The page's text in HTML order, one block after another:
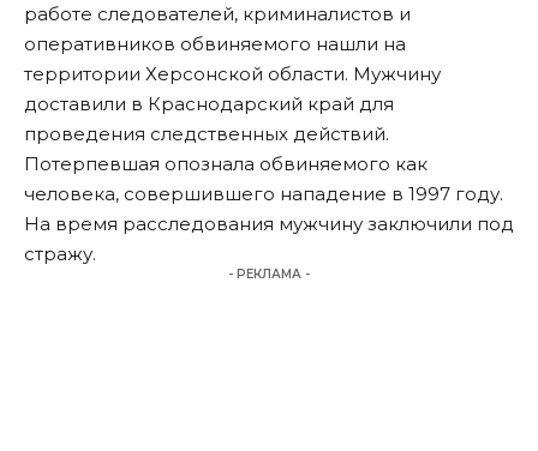
работе следователей, криминалистов и
оперативников обвиняемого нашли на
территории Херсонской области. Мужчину
доставили в Краснодарский край для
проведения следственных действий.
Потерпевшая опознала обвиняемого как
человека, совершившего нападение в 1997 году.
На время расследования мужчину заключили под
стражу.
- РЕКЛАМА -